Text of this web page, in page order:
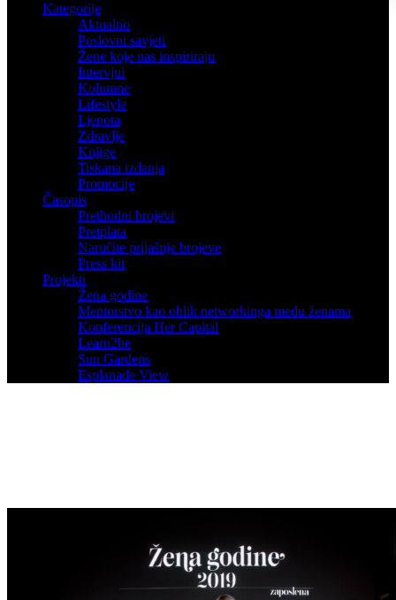
Kategorije
Aktualno
Poslovni savjeti
Žene koje nas inspiriraju
Intervjui
Kolumne
Lifestyle
Ljepota
Zdravlje
Knjige
Tiskana izdanja
Promocije
Časopis
Prethodni brojevi
Pretplata
Naručite prijašnje brojeve
Press kit
Projekti
Žena godine
Mentorstvo kao oblik networkinga među ženama
Konferencija Her Capital
Learn2be
Sun Gardens
Esplanade View